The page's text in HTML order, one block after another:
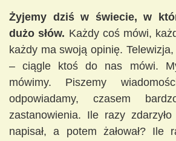
Żyjemy dziś w świecie, w
dużo słów. Każdy coś mówi,
każdy ma swoją opinię.
– ciągle ktoś do nas mówi.
mówimy. Piszemy
odpowiadamy, czasem
zastanowienia. Ile razy
napisał, a potem żałował? Ile